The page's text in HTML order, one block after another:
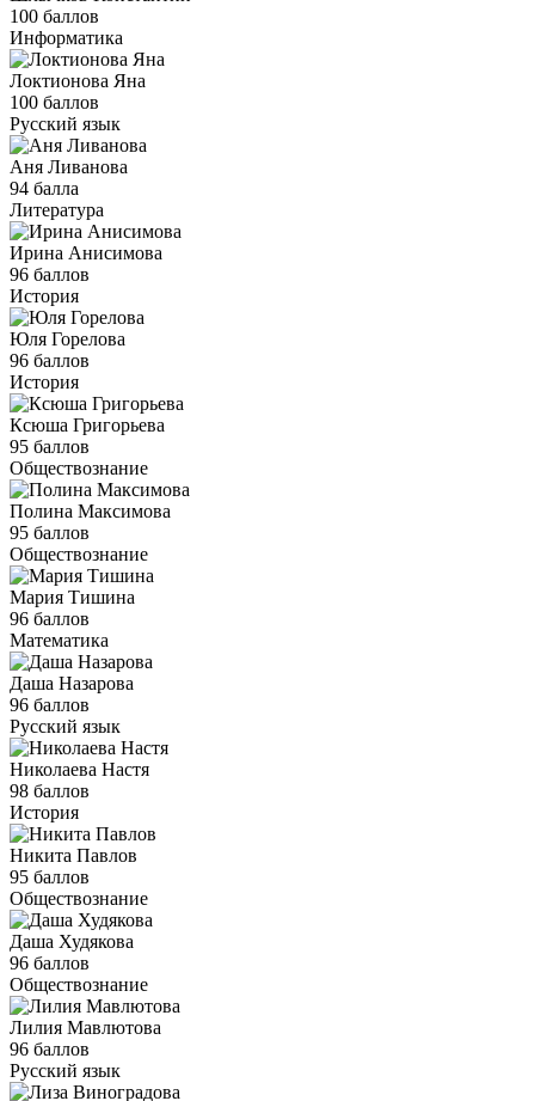
100 баллов
Информатика
Локтионова Яна
100 баллов
Русский язык
Аня Ливанова
94 балла
Литература
Ирина Анисимова
96 баллов
История
Юля Горелова
96 баллов
История
Ксюша Григорьева
95 баллов
Обществознание
Полина Максимова
95 баллов
Обществознание
Мария Тишина
96 баллов
Математика
Даша Назарова
96 баллов
Русский язык
Николаева Настя
98 баллов
История
Никита Павлов
95 баллов
Обществознание
Даша Худякова
96 баллов
Обществознание
Лилия Мавлютова
96 баллов
Русский язык